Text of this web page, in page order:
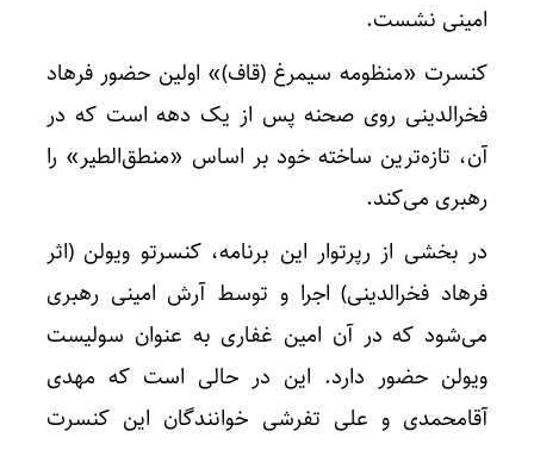
امینی نشست.
کنسرت «منظومه سیمرغ (قاف)» اولین حضور فرهاد
فخرالدینی روی صحنه پس از یک دهه است که در
آن، تازه‌ترین ساخته خود بر اساس «منطق‌الطیر» را
رهبری می‌کند.
در بخشی از رپرتوار این برنامه، کنسرتو ویولن (اثر
فرهاد فخرالدینی) اجرا و توسط آرش امینی رهبری
می‌شود که در آن امین غفاری به عنوان سولیست
ویولن حضور دارد. این در حالی است که مهدی
آقامحمدی و علی تفرشی خوانندگان این کنسرت